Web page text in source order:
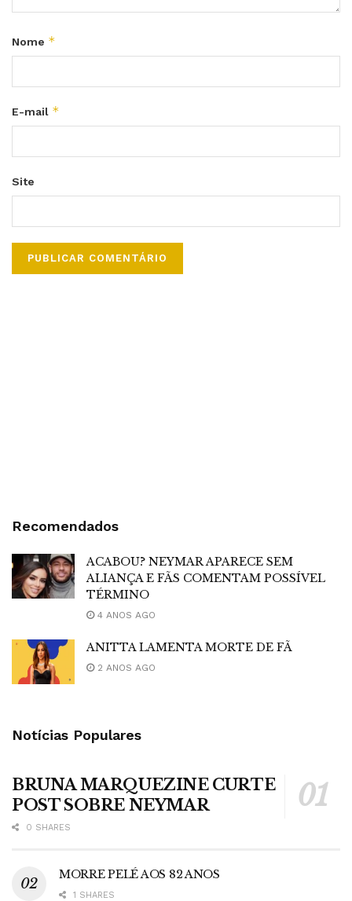
Nome *
E-mail *
Site
Recomendados
ACABOU? NEYMAR APARECE SEM
ALIANÇA E FÃS COMENTAM POSSÍVEL
TÉRMINO
4 ANOS AGO
ANITTA LAMENTA MORTE DE FÃ
2 ANOS AGO
Notícias Populares
BRUNA MARQUEZINE CURTE
POST SOBRE NEYMAR
0 SHARES
MORRE PELÉ AOS 82 ANOS
1 SHARES